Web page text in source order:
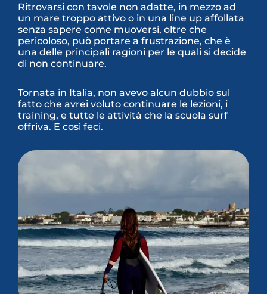
Ritrovarsi con tavole non adatte, in mezzo ad
un mare troppo attivo o in una line up affollata
senza sapere come muoversi, oltre che
pericoloso, può portare a frustrazione, che è
una delle principali ragioni per le quali si decide
di non continuare.
Tornata in Italia, non avevo alcun dubbio sul
fatto che avrei voluto continuare le lezioni, i
training, e tutte le attività che la scuola surf
offriva. E così feci.